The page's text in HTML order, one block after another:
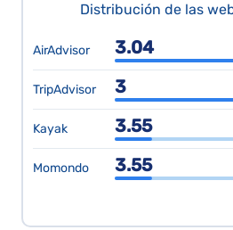
Distribución de las
AirAdvisor 3.04
TripAdvisor 3
Kayak 3.55
Momondo 3.55